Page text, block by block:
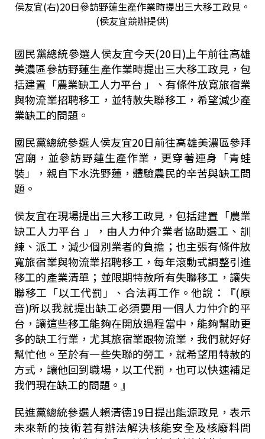
侯友宜(右)20日參訪野蓮生產作業時提出三大移工政見。
(侯友宜競辦提供)
國民黨總統參選人侯友宜今天(20日)上午前往高雄
美濃區參訪野蓮生產作業時提出三大移工政見，包
括建置「農業缺工人力平台 」、有條件放寬旅宿業
與物流業招聘移工，並特赦失聯移工，希望減少產
業缺工的問題。
國民黨總統參選人侯友宜20日前往高雄美濃區參拜
宮廟，並參訪野蓮生產作業，更穿著連身「青蛙
裝」，親自下水洗野蓮，體驗農民的辛苦與缺工問
題。
侯友宜在現場提出三大移工政見，包括建置「農業
缺工人力平台 」，由人力仲介業者協助選工、訓
練、派工，減少個別業者的負擔；也主張有條件放
寬旅宿業與物流業招聘移工，每年滾動式調整引進
移工的產業清單；並限期特赦所有失聯移工，讓失
聯移工「以工代罰」、合法再工作。他說：『(原
音)所以我就提出缺工必須要用一個人力仲介的平
台，讓這些移工能夠在開放過程當中，能夠幫助更
多的缺工行業，尤其旅宿業跟物流業，我們就好好
幫忙他。至於有一些失聯的勞工，就希望用特赦的
方式，讓他回到職場，以工代罰，也可以快速補足
我們現在缺工的問題。』
民進黨總統參選人賴清德19日提出能源政見，表示
未來新的技術若有辦法解決核能安全及核廢料問